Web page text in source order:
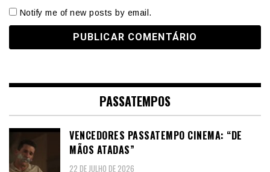
Notify me of new posts by email.
PASSATEMPOS
VENCEDORES PASSATEMPO CINEMA: “DE
MÃOS ATADAS”
22 DE JULHO DE 2026